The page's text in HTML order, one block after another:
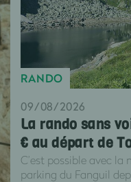
RANDO
09/08/2026
La rando sans
€ au départ de
C’est possible avec
parking du Fanguil